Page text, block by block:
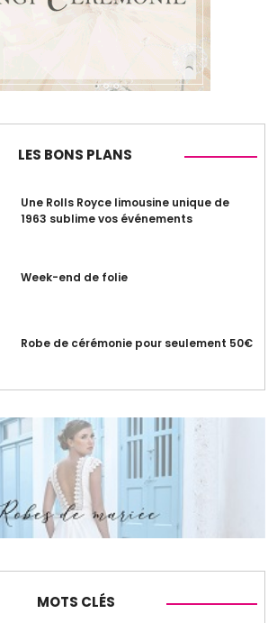
LES BONS PLANS
Une Rolls Royce limousine unique de
1963 sublime vos événements
Week-end de folie
Robe de cérémonie pour seulement 50€
MOTS CLÉS